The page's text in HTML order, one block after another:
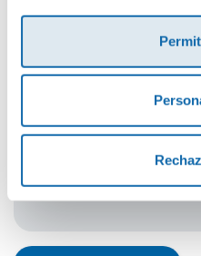
¡Sé el primero en
Debes